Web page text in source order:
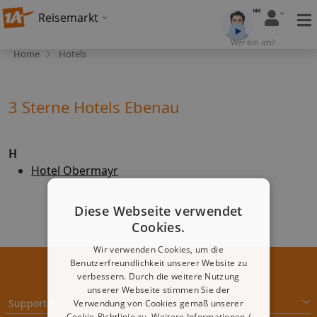
Reisemarkt
Wer bin ich?
Home Hotels
3 Sterne Hotels Ebenau
H
Hotel Obermayr
Support & Impressum
Diese Webseite verwendet
Cookies.
Wir verwenden Cookies, um die
Benutzerfreundlichkeit unserer Website zu
verbessern. Durch die weitere Nutzung
unserer Webseite stimmen Sie der
Verwendung von Cookies gemäß unserer